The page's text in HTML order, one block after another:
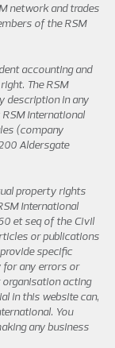
network and trades
of the RSM
accounting and
The RSM
description in any
International
(company
Aldersgate
property rights
International
et seq of the Civil
or publications
specific
for any errors or
acting
in this website can,
You
any business